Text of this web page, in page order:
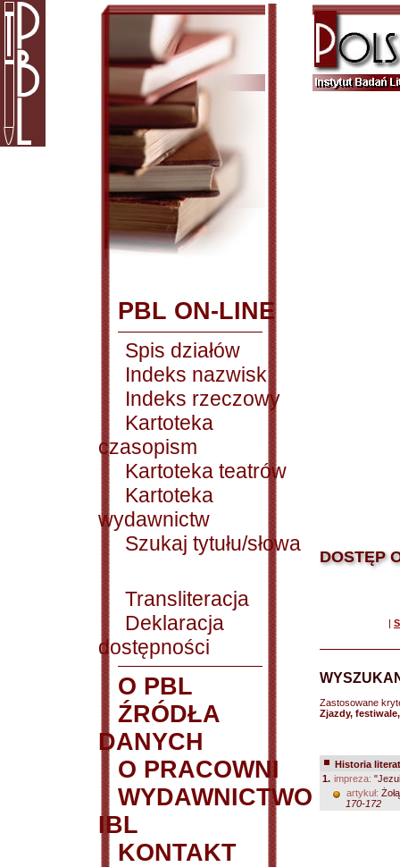
PBL ON-LINE
Spis działów
Indeks nazwisk
Indeks rzeczowy
Kartoteka
czasopism
Kartoteka teatrów
Kartoteka
wydawnictw
Szukaj tytułu/słowa
Transliteracja
Deklaracja
dostępności
O PBL
ŹRÓDŁA
DANYCH
O PRACOWNI
WYDAWNICTWO
IBL
KONTAKT
DOSTĘP
|
Zastosowane
Zjazdy,
Historia
1. impreza:
artykuł:
170-172